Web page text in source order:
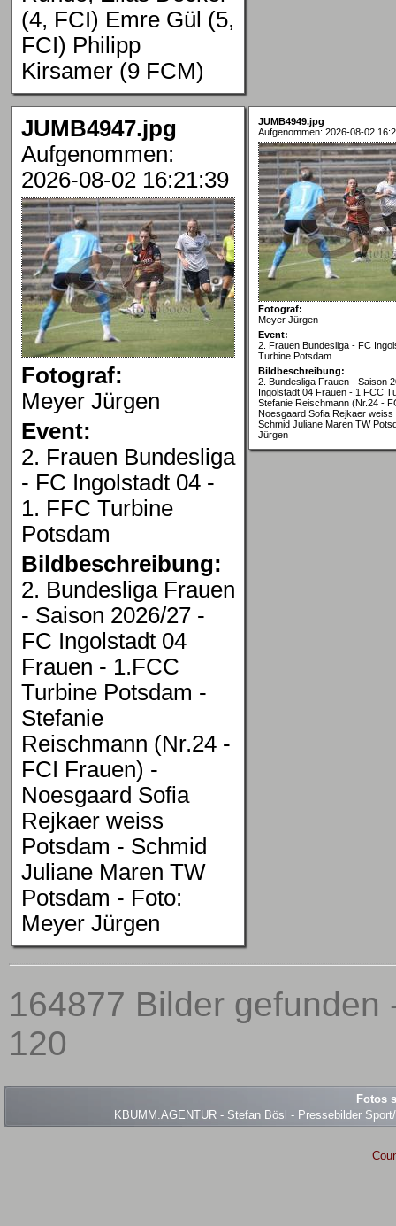
(4, FCI) Emre Gül (5,
FCI) Philipp
Kirsamer (9 FCM)
JUMB4947.jpg
Aufgenommen:
2026-08-02 16:21:39
Fotograf:
Meyer Jürgen
Event:
2. Frauen Bundesliga
- FC Ingolstadt 04 -
1. FFC Turbine
Potsdam
Bildbeschreibung:
2. Bundesliga Frauen
- Saison 2026/27 -
FC Ingolstadt 04
Frauen - 1.FCC
Turbine Potsdam -
Stefanie
Reischmann (Nr.24 -
FCI Frauen) -
Noesgaard Sofia
Rejkaer weiss
Potsdam - Schmid
Juliane Maren TW
Potsdam - Foto:
Meyer Jürgen
JUMB4949.jpg
Aufgenommen: 2026-08-02
Fotograf:
Meyer Jürgen
Event:
2. Frauen Bundesliga - FC
Turbine Potsdam
Bildbeschreibung:
2. Bundesliga Frauen - Saison
Ingolstadt 04 Frauen - 1.FCC
Stefanie Reischmann (Nr.24 -
Noesgaard Sofia Rejkaer weiss
Schmid Juliane Maren TW
Jürgen
164877 Bilder gefunden
120
Fotos
KBUMM.AGENTUR - Stefan Bösl - Pressebilder